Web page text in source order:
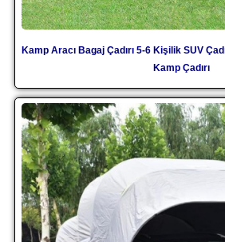
Kamp Aracı Bagaj Çadırı 5-6 Kişilik SUV
Kamp Çadırı